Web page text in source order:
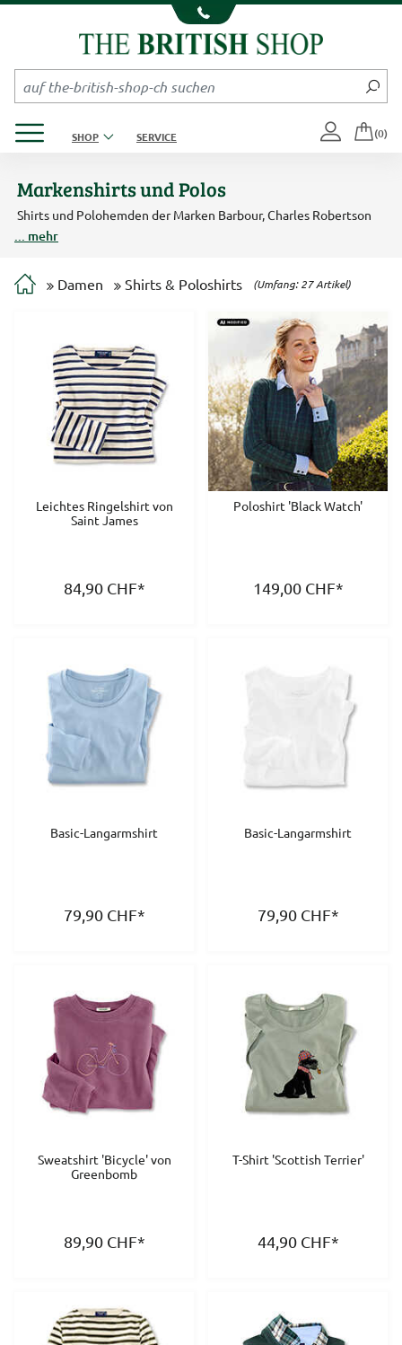
Kompletten Head der Seite überspringen
SHOP SERVICE (0)
Markenshirts und Polos
Shirts und Polohemden der Marken Barbour, Charles Robertson
und Mayfair lassen sich nicht mit T-Shirts aus Fernost vergleichen.
Edler Swiss Cotton, fester Baumwoll-Jersey und eine hochwertige
und Co. aus. Unsere absoluten Favoriten sind die Streifenshirts von
Saint James und Barbour. Damen-Poloshirts mit Liberty-Kragen
in London zeigen, wie stilvoll Sportswear aussehen kann.
... mehr
Damen Shirts & Poloshirts (Umfang: 27 Artikel)
Leichtes Ringelshirt von
Saint James
84,90CHF*
Poloshirt 'Black Watch'
149,00CHF*
Basic-Langarmshirt
79,90CHF*
Basic-Langarmshirt
79,90CHF*
Sweatshirt 'Bicycle' von
Greenbomb
89,90CHF*
T-Shirt 'Scottish Terrier'
44,90CHF*